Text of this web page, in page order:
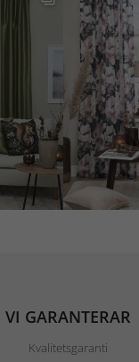
VI GARANTERAR
Kvalitetsgaranti